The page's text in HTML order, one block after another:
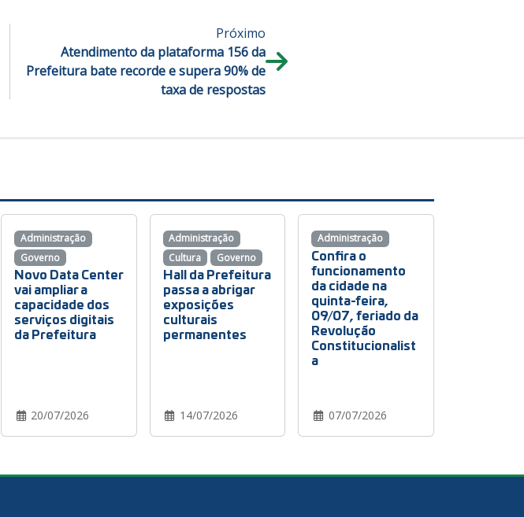
Próximo
Atendimento da plataforma 156 da
Prefeitura bate recorde e supera 90% de
taxa de respostas
Novo Data Center
vai ampliar a
capacidade dos
serviços digitais
da Prefeitura
20/07/2026
Administração
Governo
Hall da Prefeitura
passa a abrigar
exposições
culturais
permanentes
14/07/2026
Administração
Cultura
Governo
Confira o
funcionamento
da cidade na
quinta-feira,
09/07, feriado da
Revolução
Constitucionalist
a
07/07/2026
Administração